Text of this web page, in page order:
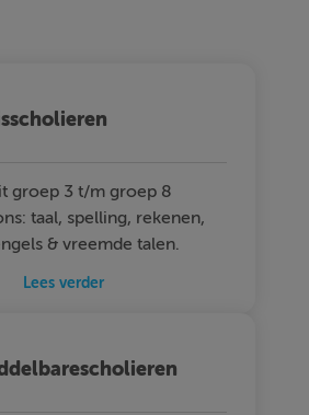
groep 3 t/m groep 8
taal, spelling, rekenen,
& vreemde talen.
Lees verder